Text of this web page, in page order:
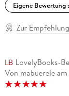
Eigene Bewertung
Zur
LovelyBooks-
Von mabuerele am